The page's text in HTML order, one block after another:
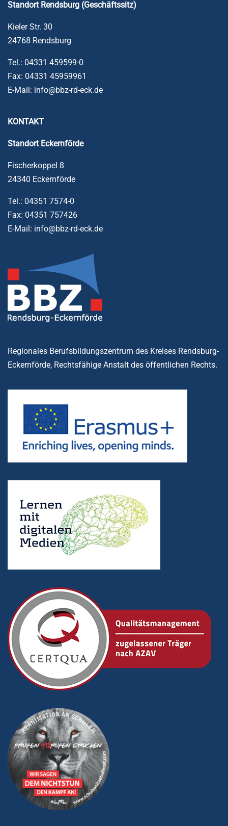
Standort Rendsburg (Geschäftssitz)
Kieler Str. 30
24768 Rendsburg
Tel.: 04331 459599-0
Fax: 04331 45959961
E-Mail: info@bbz-rd-eck.de
KONTAKT
StandortEckernförde
Fischerkoppel 8
24340 Eckernförde
Tel.: 04351 7574-0
Fax: 04351 757426
E-Mail: info@bbz-rd-eck.de
Regionales Berufsbildungszentrum des Kreises Rendsburg-
Eckernförde, Rechtsfähige Anstalt des öffentlichen Rechts.